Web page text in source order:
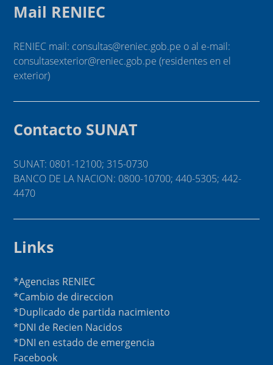
Mail RENIEC
RENIEC mail: consultas@reniec.gob.pe o al e-mail:
consultasexterior@reniec.gob.pe (residentes en el
exterior)
Contacto SUNAT
SUNAT: 0801-12100; 315-0730
BANCO DE LA NACION: 0800-10700; 440-5305; 442-
4470
Links
*Agencias RENIEC
*Cambio de direccion
*Duplicado de partida nacimiento
*DNI de Recien Nacidos
*DNI en estado de emergencia
Facebook